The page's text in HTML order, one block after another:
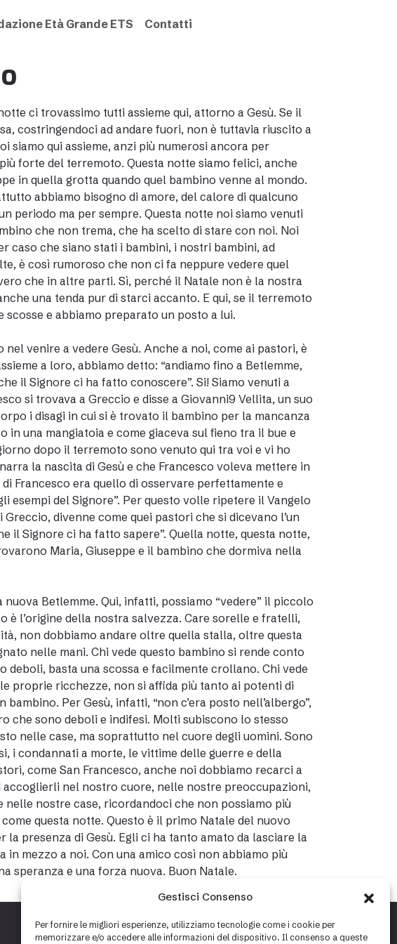
Gestisci Consenso
Per fornire le migliori esperienze, utilizziamo tecnologie come i cookie per
memorizzare e/o accedere alle informazioni del dispositivo. Il consenso a queste
Età Grande ETS Contatti
ci trovassimo tutti assieme qui, attorno a Gesù. Se il
costringendoci ad andare fuori, non è tuttavia riuscito a
siamo qui assieme, anzi più numerosi ancora per
forte del terremoto. Questa notte siamo felici, anche
in quella grotta quando quel bambino venne al mondo.
abbiamo bisogno di amore, del calore di qualcuno
periodo ma per sempre. Questa notte noi siamo venuti
che non trema, che ha scelto di stare con noi. Noi
caso che siano stati i bambini, i nostri bambini, ad
è così rumoroso che non ci fa neppure vedere quel
che in altre parti. Sì, perché il Natale non è la nostra
una tenda pur di starci accanto. E qui, se il terremoto
e abbiamo preparato un posto a lui.
venire a vedere Gesù. Anche a noi, come ai pastori, è
a loro, abbiamo detto: “andiamo fino a Betlemme,
il Signore ci ha fatto conoscere”. Si! Siamo venuti a
si trovava a Greccio e disse a Giovanni9 Vellita, un suo
i disagi in cui si è trovato il bambino per la mancanza
in una mangiatoia e come giaceva sul fieno tra il bue e
dopo il terremoto sono venuto qui tra voi e vi ho
la nascita di Gesù e che Francesco voleva mettere in
Francesco era quello di osservare perfettamente e
esempi del Signore”. Per questo volle ripetere il Vangelo
divenne come quei pastori che si dicevano l’un
il Signore ci ha fatto sapere”. Quella notte, questa notte,
Maria, Giuseppe e il bambino che dormiva nella
Betlemme. Qui, infatti, possiamo “vedere” il piccolo
è l’origine della nostra salvezza. Care sorelle e fratelli,
non dobbiamo andare oltre quella stalla, oltre questa
nelle mani. Chi vede questo bambino si rende conto
basta una scossa e facilmente crollano. Chi vede
proprie ricchezze, non si affida più tanto ai potenti di
Per Gesù, infatti, “non c’era posto nell’albergo”,
che sono deboli e indifesi. Molti subiscono lo stesso
nelle case, ma soprattutto nel cuore degli uomini. Sono
i condannati a morte, le vittime delle guerre e della
come San Francesco, anche noi dobbiamo recarci a
accoglierli nel nostro cuore, nelle nostre preoccupazioni,
nostre case, ricordandoci che non possiamo più
questa notte. Questo è il primo Natale del nuovo
presenza di Gesù. Egli ci ha tanto amato da lasciare la
mezzo a noi. Con una amico così non abbiamo più
speranza e una forza nuova. Buon Natale.